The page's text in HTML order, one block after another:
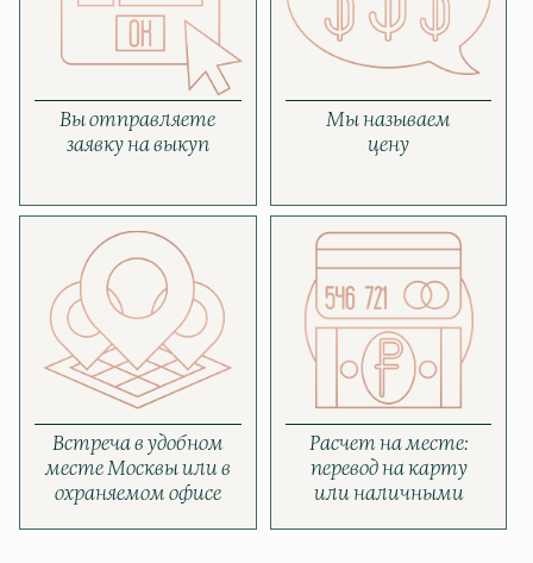
Вы отправляете
заявку на выкуп
Мы называем
цену
Встреча в удобном
месте Москвы или в
охраняемом офисе
Расчет на месте:
перевод на карту
или наличными